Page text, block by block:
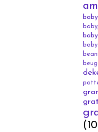
baby